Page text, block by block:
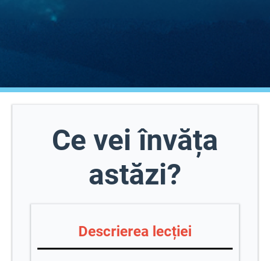
Ce vei învăța
astăzi?
Descrierea lecției